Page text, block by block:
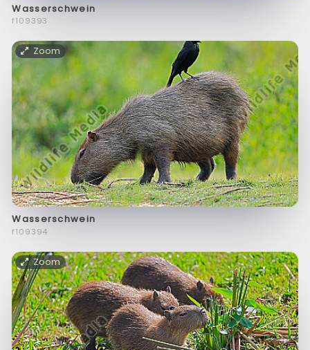
Wasserschwein
f109393
Zoom
Wasserschwein
f109394
Zoom